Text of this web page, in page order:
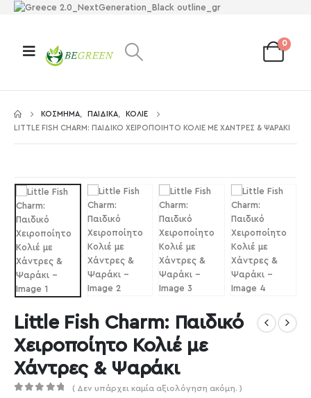
0
ΚΌΣΜΗΜΑ ΠΑΙΔΙΚΆ
ΚΟΛΙΈ
LITTLE FISH CHARM: ΠΑΙΔΙΚΌ ΧΕΙΡΟΠΟΊΗΤΟ ΚΟΛΙΈ ΜΕ ΧΆΝΤΡΕΣ & ΨΑΡΆΚΙ
Little Fish Charm: Παιδικό
Χειροποίητο Κολιέ με
Χάντρες & Ψαράκι
( Δεν υπάρχει καμία αξιολόγηση ακόμη. )